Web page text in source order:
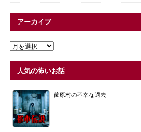
アーカイブ
人気の怖いお話
薗原村の不幸な過去